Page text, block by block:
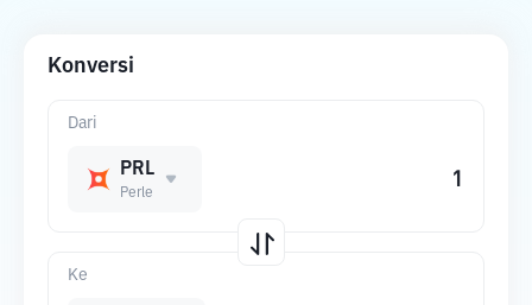
Konversi
Dari
PRL
Perle
Ke